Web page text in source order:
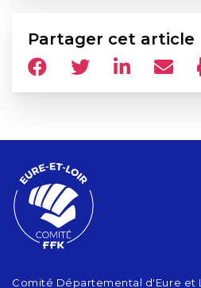
Partager cet article
Comité Départemental d'Eure et